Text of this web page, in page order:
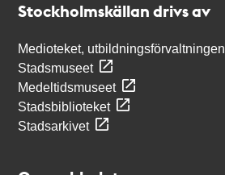
Stockholmskällan drivs av
Medioteket, utbildningsförvaltningen
Stadsmuseet
Medeltidsmuseet
Stadsbiblioteket
Stadsarkivet